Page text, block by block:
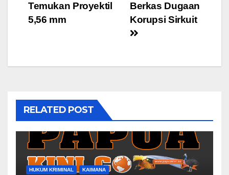
Berkas Dugaan
Korupsi Sirkuit
Temukan Proyektil
5,56 mm
RELATED POST
HUKUM KRIMINAL KAIMANA